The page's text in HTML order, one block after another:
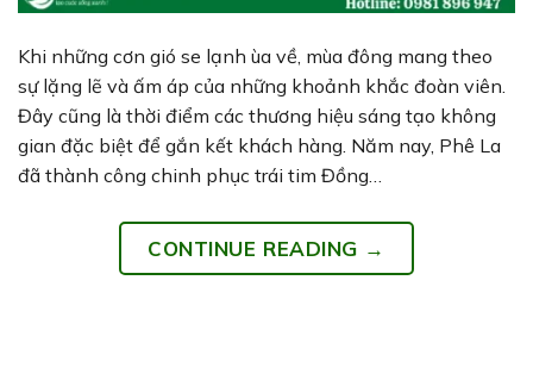
Khi những cơn gió se lạnh ùa về, mùa đông mang theo
sự lặng lẽ và ấm áp của những khoảnh khắc đoàn viên.
Đây cũng là thời điểm các thương hiệu sáng tạo không
gian đặc biệt để gắn kết khách hàng. Năm nay, Phê La
đã thành công chinh phục trái tim Đồng…
CONTINUE READING →